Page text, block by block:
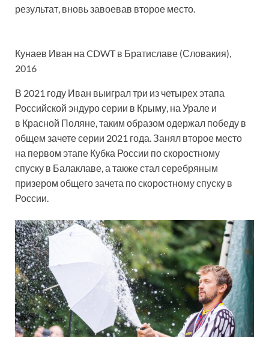
результат, вновь завоевав второе место.
Кунаев Иван на CDWT в Братиславе (Словакия),
2016
В 2021 году Иван выиграл три из четырех этапа
Российской эндуро серии в Крыму, на Урале и
в Красной Поляне, таким образом одержал победу в
общем зачете серии 2021 года. Занял второе место
на первом этапе Кубка России по скоростному
спуску в Балаклаве, а также стал серебряным
призером общего зачета по скоростному спуску в
России.